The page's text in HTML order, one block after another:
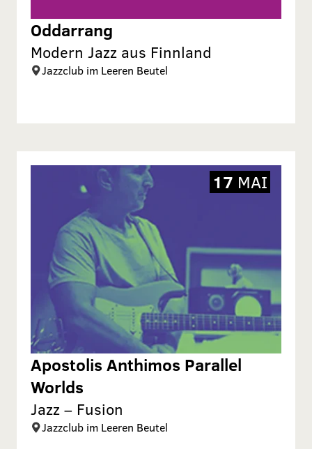
Oddarrang
Modern Jazz aus Finnland
Jazzclub im Leeren Beutel
Apostolis Anthimos Parallel
Worlds
Jazz – Fusion
Jazzclub im Leeren Beutel
17 MAI